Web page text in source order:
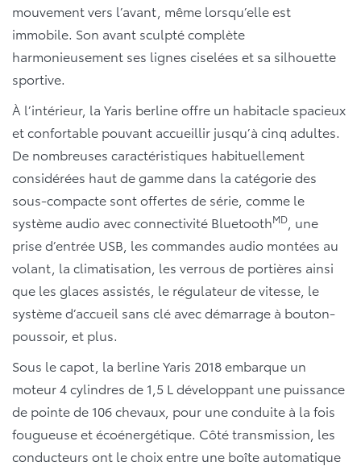
mouvement vers l’avant, même lorsqu’elle est
immobile. Son avant sculpté complète
harmonieusement ses lignes ciselées et sa silhouette
sportive.
À l’intérieur, la Yaris berline offre un habitacle spacieux
et confortable pouvant accueillir jusqu’à cinq adultes.
De nombreuses caractéristiques habituellement
considérées haut de gamme dans la catégorie des
sous-compacte sont offertes de série, comme le
système audio avec connectivité BluetoothMD , une
prise d’entrée USB, les commandes audio montées au
volant, la climatisation, les verrous de portières ainsi
que les glaces assistés, le régulateur de vitesse, le
système d’accueil sans clé avec démarrage à bouton-
poussoir, et plus.
Sous le capot, la berline Yaris 2018 embarque un
moteur 4 cylindres de 1,5 L développant une puissance
de pointe de 106 chevaux, pour une conduite à la fois
fougueuse et écoénergétique. Côté transmission, les
conducteurs ont le choix entre une boîte automatique